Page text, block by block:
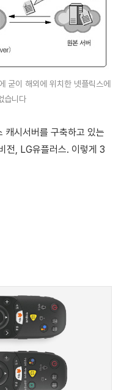
굳이 해외에 위치한 넷플릭스에
습니다
캐시서버를 구축하고 있는
전, LG유플러스. 이렇게 3